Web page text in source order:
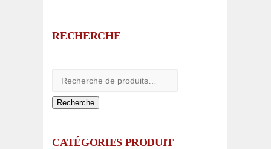
RECHERCHE
Recherche
CATÉGORIES PRODUIT